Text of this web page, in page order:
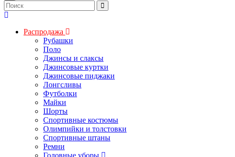
Распродажа
Рубашки
Поло
Джинсы и слаксы
Джинсовые куртки
Джинсовые пиджаки
Лонгсливы
Футболки
Майки
Шорты
Спортивные костюмы
Олимпийки и толстовки
Спортивные штаны
Ремни
Головные уборы